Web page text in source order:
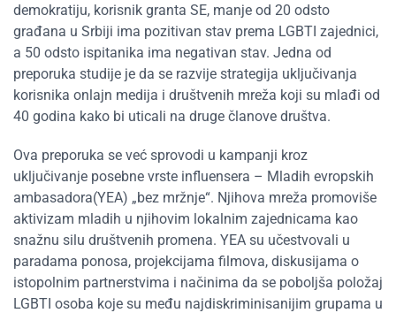
demokratiju, korisnik granta SE, manje od 20 odsto
građana u Srbiji ima pozitivan stav prema LGBTI zajednici,
a 50 odsto ispitanika ima negativan stav. Jedna od
preporuka studije je da se razvije strategija uključivanja
korisnika onlajn medija i društvenih mreža koji su mlađi od
40 godina kako bi uticali na druge članove društva.
Ova preporuka se već sprovodi u kampanji kroz
uključivanje posebne vrste influensera – Mladih evropskih
ambasadora(YEA) „bez mržnje“. Njihova mreža promoviše
aktivizam mladih u njihovim lokalnim zajednicama kao
snažnu silu društvenih promena. YEA su učestvovali u
paradama ponosa, projekcijama filmova, diskusijama o
istopolnim partnerstvima i načinima da se poboljša položaj
LGBTI osoba koje su među najdiskriminisanijim grupama u